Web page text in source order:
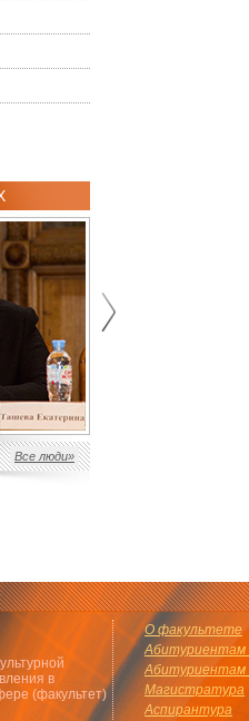
Все люди»
в
(факультет)
О факультете
Абитуриентам
Абитуриентам
Магистратура
Аспирантура